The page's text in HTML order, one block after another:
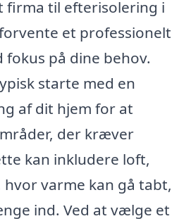
firma til efterisolering i
et professionelt
fokus på dine behov.
starte med en
af dit hjem for at
der kræver
kan inkludere loft,
varme kan gå tabt,
ind. Ved at vælge et